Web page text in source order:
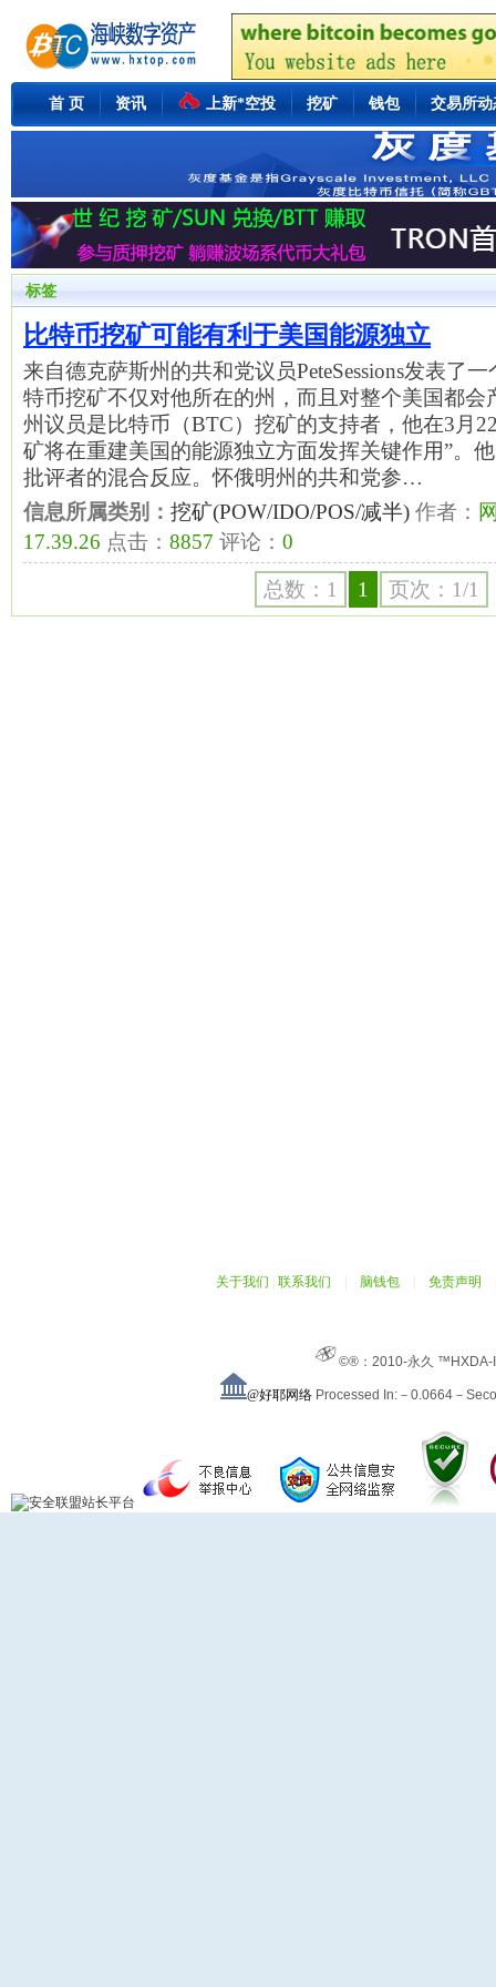
首 页 资讯 上新*空投 挖矿 钱包 交易所动
标签
比特币挖矿可能有利于美国能源独立
来自德克萨斯州的共和党议员PeteSessions发表了
特币挖矿不仅对他所在的州，而且对整个美国都会
州议员是比特币（BTC）挖矿的支持者，他在3月
矿将在重建美国的能源独立方面发挥关键作用”。
批评者的混合反应。怀俄明州的共和党参…
信息所属类别： 挖矿(POW/IDO/POS/减半) 作者：
17.39.26 点击： 8857 评论： 0
总数：1 1 页次：1/1
关于我们 联系我们 脑钱包 免责声明
©®：2010-永久
@好耶网络 Processed In:－0.0664－